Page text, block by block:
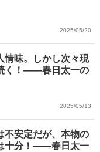
2025/05/20
情味。しかし次々現
く！――春日太一の
2025/05/13
不安定だが、本物の
十分！――春日太一